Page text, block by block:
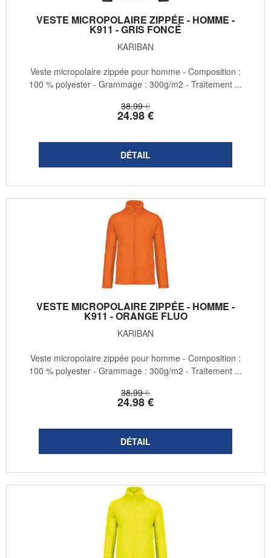
VESTE MICROPOLAIRE ZIPPÉE - HOMME -
K911 - GRIS FONCÉ
KARIBAN
38.99 €
24.98€
Veste micropolaire zippée pour homme - Composition :
100 % polyester - Grammage : 300g/m2 - Traitement ...
VESTE MICROPOLAIRE ZIPPÉE - HOMME -
K911 - ORANGE FLUO
KARIBAN
38.99 €
24.98€
Veste micropolaire zippée pour homme - Composition :
100 % polyester - Grammage : 300g/m2 - Traitement ...